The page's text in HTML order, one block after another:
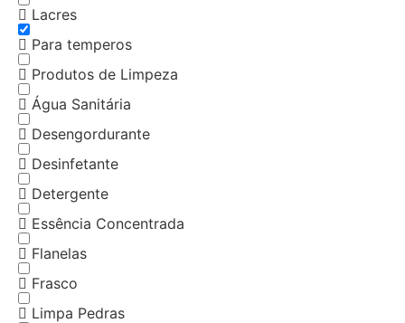
Lacres
Para temperos
Produtos de Limpeza
Água Sanitária
Desengordurante
Desinfetante
Detergente
Essência Concentrada
Flanelas
Frasco
Limpa Pedras